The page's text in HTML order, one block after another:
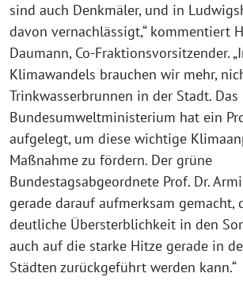
sind auch Denkmäler, und in
davon vernachlässigt,“ kommentiert
Daumann, Co-Fraktionsvorsitzender.
Klimawandels brauchen wir mehr,
Trinkwasserbrunnen in der Stadt. Das
Bundesumweltministerium hat ein
aufgelegt, um diese wichtige
Maßnahme zu fördern. Der grüne
Bundestagsabgeordnete Prof. Dr.
gerade darauf aufmerksam gemacht,
deutliche Übersterblichkeit in den
auch auf die starke Hitze gerade in
Städten zurückgeführt werden kann.“